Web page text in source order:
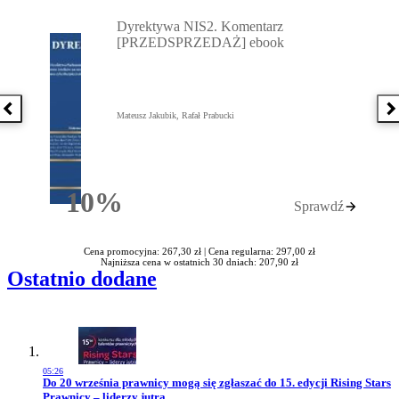
Poprzednia książka
10%Rabatu
Dyrektywa NIS2. Komentarz
[PRZEDSPRZEDAŻ] ebook
Mateusz Jakubik, Rafał Prabucki
Sprawdź
Cena promocyjna: 267,30 zł | Cena regularna: 297,00 zł
Najniższa cena w ostatnich 30 dniach: 207,90 zł
Ostatnio dodane
05:26
Przejdź do artykułu:
Do 20 września prawnicy mogą się zgłaszać do 15. edycji Rising Stars